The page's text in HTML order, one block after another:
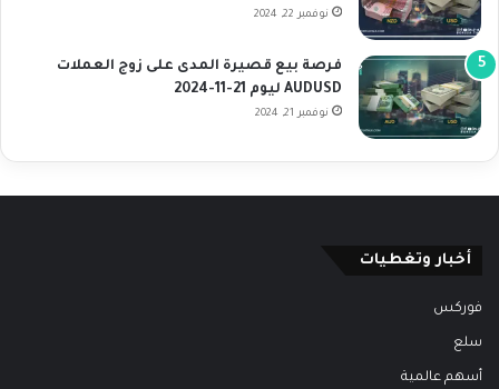
نوفمبر 22, 2024
فرصة بيع قصيرة المدى على زوج العملات
AUDUSD ليوم 21-11-2024
نوفمبر 21, 2024
أخبار وتغطيات
فوركس
سلع
أسهم عالمية